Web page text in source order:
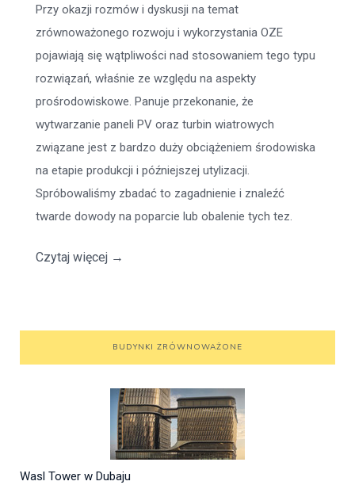
Przy okazji rozmów i dyskusji na temat
zrównoważonego rozwoju i wykorzystania OZE
pojawiają się wątpliwości nad stosowaniem tego typu
rozwiązań, właśnie ze względu na aspekty
prośrodowiskowe. Panuje przekonanie, że
wytwarzanie paneli PV oraz turbin wiatrowych
związane jest z bardzo duży obciążeniem środowiska
na etapie produkcji i późniejszej utylizacji.
Spróbowaliśmy zbadać to zagadnienie i znaleźć
twarde dowody na poparcie lub obalenie tych tez.
Czytaj więcej →
BUDYNKI ZRÓWNOWAŻONE
Wasl Tower w Dubaju